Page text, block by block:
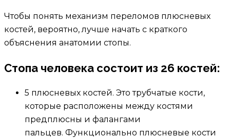
Чтобы понять механизм переломов плюсневых
костей, вероятно, лучше начать с краткого
объяснения анатомии стопы.
Стопа человека состоит из 26 костей:
5 плюсневых костей. Это трубчатые кости,
которые расположены между костями
предплюсны и фалангами
пальцев. Функционально плюсневые кости